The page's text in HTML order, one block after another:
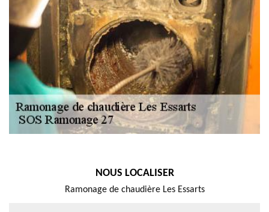
NOUS LOCALISER
Ramonage de chaudière Les Essarts